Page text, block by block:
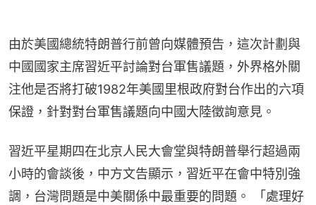
由於美國總統特朗普行前曾向媒體預告，這次計劃與
中國國家主席習近平討論對台軍售議題，外界格外關
注他是否將打破1982年美國里根政府對台作出的六項
保證，針對對台軍售議題向中國大陸徵詢意見。
習近平星期四在北京人民大會堂與特朗普舉行超過兩
小時的會談後，中方文告顯示，習近平在會中特別強
調，台灣問題是中美關係中最重要的問題。 「處理好